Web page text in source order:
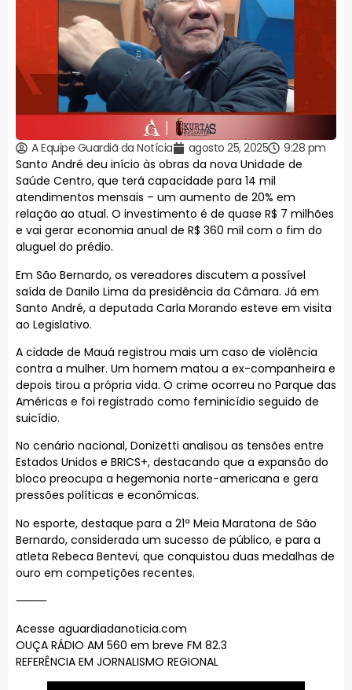
A Equipe Guardiã da Notícia agosto 25, 2025
9:28 pm
Santo André deu início às obras da nova Unidade de
Saúde Centro, que terá capacidade para 14 mil
atendimentos mensais – um aumento de 20% em
relação ao atual. O investimento é de quase R$ 7 milhões
e vai gerar economia anual de R$ 360 mil com o fim do
aluguel do prédio.
Em São Bernardo, os vereadores discutem a possível
saída de Danilo Lima da presidência da Câmara. Já em
Santo André, a deputada Carla Morando esteve em visita
ao Legislativo.
A cidade de Mauá registrou mais um caso de violência
contra a mulher. Um homem matou a ex-companheira e
depois tirou a própria vida. O crime ocorreu no Parque das
Américas e foi registrado como feminicídio seguido de
suicídio.
No cenário nacional, Donizetti analisou as tensões entre
Estados Unidos e BRICS+, destacando que a expansão do
bloco preocupa a hegemonia norte-americana e gera
pressões políticas e econômicas.
No esporte, destaque para a 21ª Meia Maratona de São
Bernardo, considerada um sucesso de público, e para a
atleta Rebeca Bentevi, que conquistou duas medalhas de
ouro em competições recentes.
⸻
Acesse aguardiadanoticia.com
OUÇA RÁDIO AM 560 em breve FM 82.3
REFERÊNCIA EM JORNALISMO REGIONAL